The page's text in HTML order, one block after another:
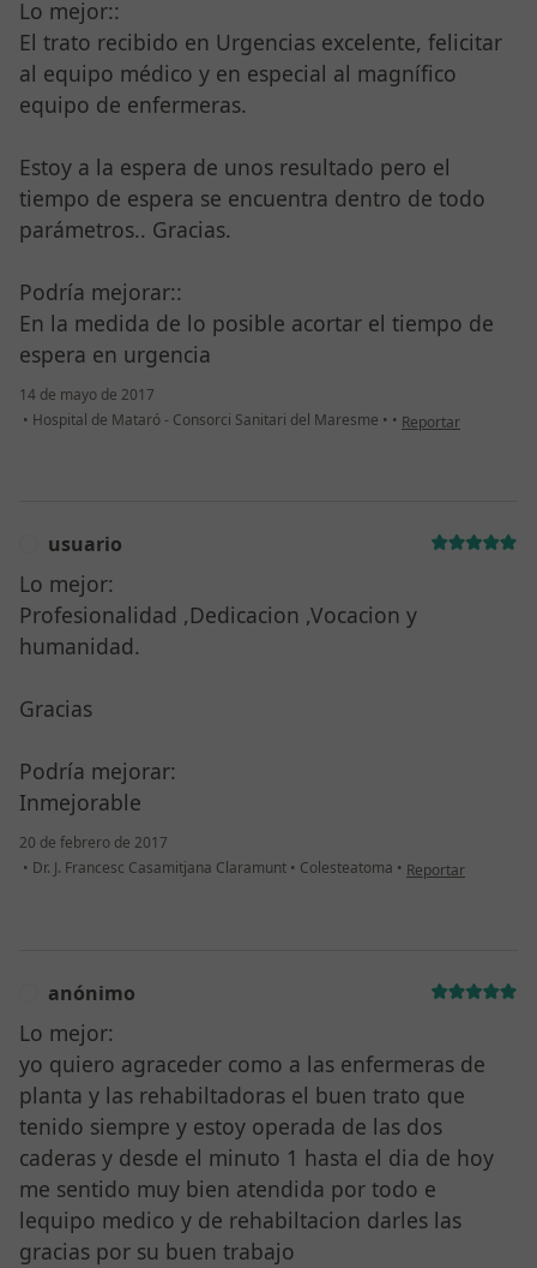
Lo mejor::
El trato recibido en Urgencias excelente, felicitar
al equipo médico y en especial al magnífico
equipo de enfermeras.
Estoy a la espera de unos resultado pero el
tiempo de espera se encuentra dentro de todo
parámetros.. Gracias.
Podría mejorar::
En la medida de lo posible acortar el tiempo de
espera en urgencia
14 de mayo de 2017
• Hospital de Mataró - Consorci Sanitari del Maresme • • en opinión del
Reportar
usuario
Lo mejor:
Profesionalidad ,Dedicacion ,Vocacion y
humanidad.
Gracias
Podría mejorar:
Inmejorable
20 de febrero de 2017
• Dr. J. Francesc Casamitjana Claramunt • Colesteatoma • en opinión del
Reportar
anónimo
Lo mejor:
yo quiero agraceder como a las enfermeras de
planta y las rehabiltadoras el buen trato que
tenido siempre y estoy operada de las dos
caderas y desde el minuto 1 hasta el dia de hoy
me sentido muy bien atendida por todo e
lequipo medico y de rehabiltacion darles las
gracias por su buen trabajo